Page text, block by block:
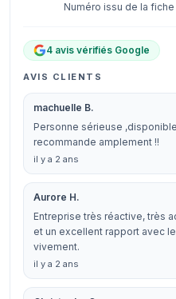
Numéro issu de la
4 avis vérifiés Google
AVIS CLIENTS
machuelle B.
Personne sérieuse
recommande amplement !!
il y a 2 ans
Aurore H.
Entreprise très réactive, très
et un excellent rapport avec
vivement.
il y a 2 ans